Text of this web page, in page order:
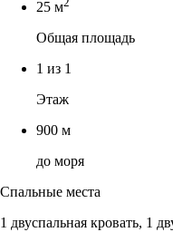
25 м
Общая площадь
1 из 1
Этаж
900 м
до моря
Спальные места
1 двуспальная кровать, 1